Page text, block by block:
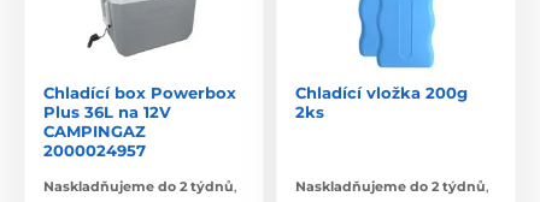
Chladící box Powerbox
Plus 36L na 12V
CAMPINGAZ
2000024957
Naskladňujeme do 2 týdnů,
Chladící vložka 200g
2ks
Naskladňujeme do 2 týdnů,